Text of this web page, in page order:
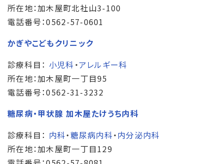
所在地：加木屋町北社山3-100
電話番号：0562-57-0601
かぎやこどもクリニック
診療科目： 小児科 ・アレルギー科
所在地：加木屋町一丁目95
電話番号：0562-31-3232
糖尿病・甲状腺 加木屋たけうち内科
診療科目： 内科・糖尿病内科・内分泌内科
所在地：加木屋町一丁目129